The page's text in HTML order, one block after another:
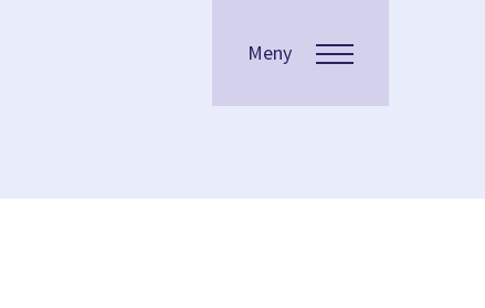
Meny